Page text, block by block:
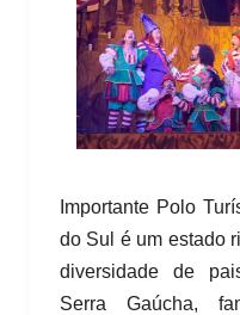
Importante Polo
do Sul é um estado
diversidade de
Serra Gaúcha,